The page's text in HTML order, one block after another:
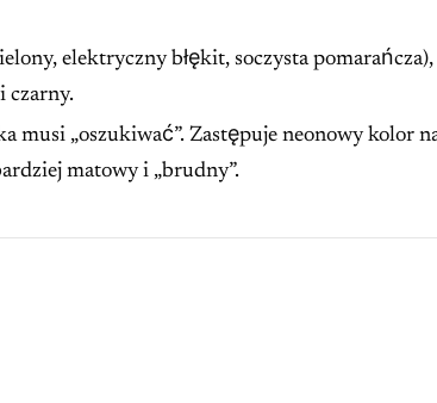
elektryczny błękit, soczysta
czarny.
„oszukiwać”. Zastępuje neonowy kolor
matowy i „brudny”.